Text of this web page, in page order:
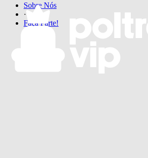
Sobre Nós
·
Faça Parte!